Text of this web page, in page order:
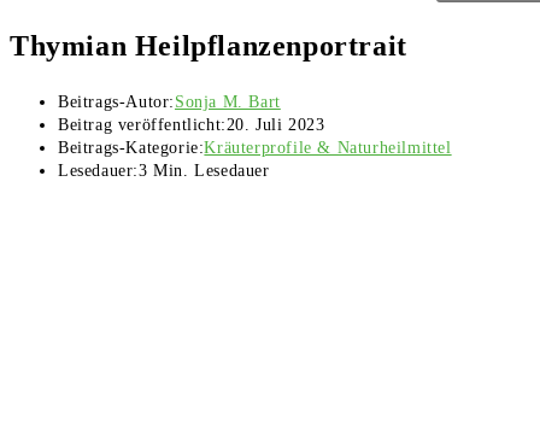
Thymian Heilpflanzenportrait
Beitrags-Autor: Sonja M. Bart
Beitrag veröffentlicht: 20. Juli 2023
Beitrags-Kategorie:Kräuterprofile & Naturheilmittel
Lesedauer:3 Min. Lesedauer